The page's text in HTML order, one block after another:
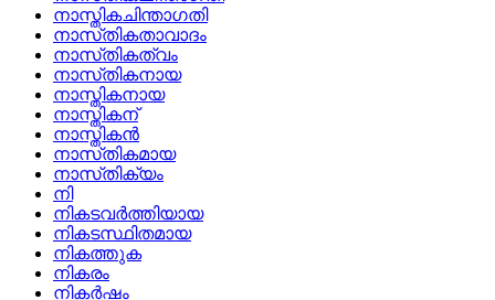
നാസ്തികചിന്താഗതി
നാസ്‌തികതാവാദം
നാസ്‌തികത്വം
നാസ്‌തികനായ
നാസ്തികനായ
നാസ്തികന്
നാസ്തികന്‍
നാസ്‌തികമായ
നാസ്‌തിക്യം
നി
നികടവര്‍ത്തിയായ
നികടസ്ഥിതമായ
നികത്തുക
നികരം
നികര്‍ഷം